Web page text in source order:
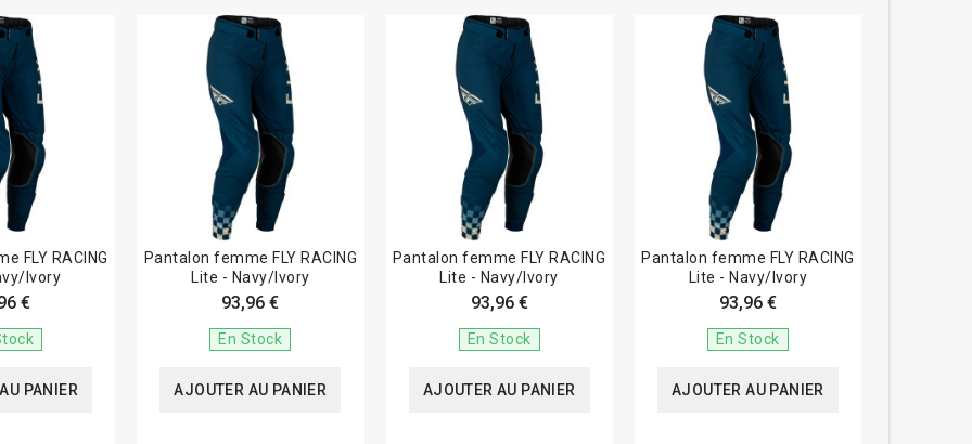
FLY RACING
Ivory
€
PANIER
Pantalon femme FLY RACING
Lite - Navy/Ivory
93,96 €
En Stock
AJOUTER AU PANIER
Pantalon femme FLY RACING
Lite - Navy/Ivory
93,96 €
En Stock
AJOUTER AU PANIER
Pantalon femme FLY RACING
Lite - Navy/Ivory
93,96 €
En Stock
AJOUTER AU PANIER